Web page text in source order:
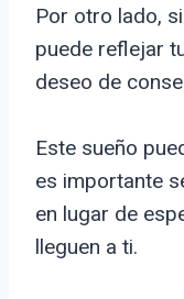
Por otro lado,
puede reflejar
deseo de
Este sueño
es importante
en lugar de
lleguen a ti.